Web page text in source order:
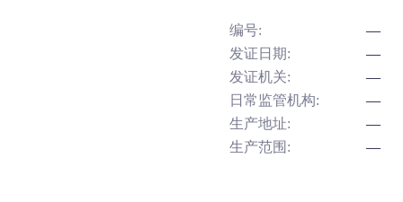
编号:
—
发证日期:
—
发证机关:
—
日常监管机构:
—
生产地址:
—
生产范围:
—